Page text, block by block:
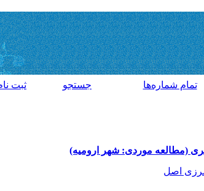
تمام شماره‌ها جستجو ثبت
(مطالعه موردی: شهر ارومیه)
اصل